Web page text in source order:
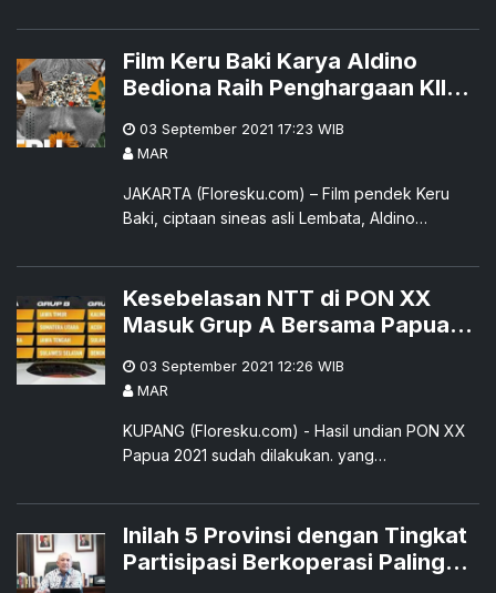
Provinsi NTT berkaitan
Film Keru Baki Karya Aldino
Bediona Raih Penghargaan KIIF
03 September 2021 17:23 WIB
MAR
JAKARTA (Floresku.com) – Film pendek Keru
Baki, ciptaan sineas asli Lembata, Aldino
kehormatan (honorabl
Kesebelasan NTT di PON XX
Masuk Grup A Bersama Papua,
Kita Dukung!
03 September 2021 12:26 WIB
MAR
KUPANG (Floresku.com) - Hasil undian PON XX
Papua 2021 sudah dilakukan. yang
Tenggara Timur (NTT) dalam sat
Inilah 5 Provinsi dengan Tingkat
Partisipasi Berkoperasi Paling